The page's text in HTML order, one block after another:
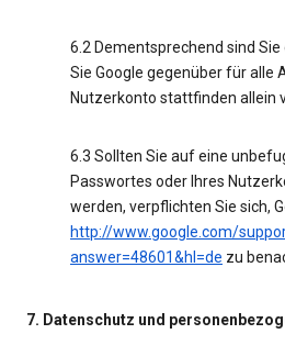
6.2 Dementsprechend sind
Sie Google gegenüber für alle
Nutzerkonto stattfinden allein
6.3 Sollten Sie auf eine
Passwortes oder Ihres
werden, verpflichten Sie sich,
http://www.google.com/
answer=48601&hl=de zu
7. Datenschutz und